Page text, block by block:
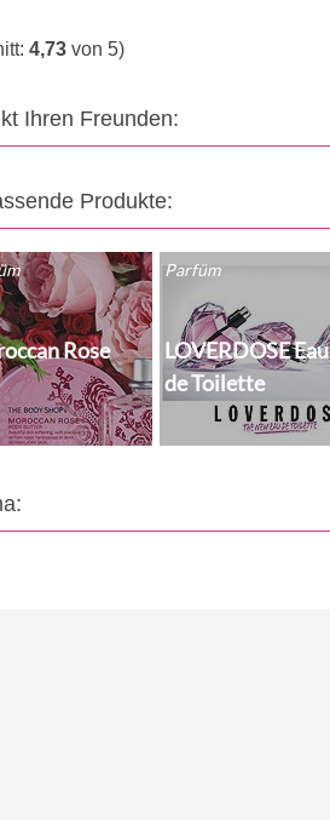
4,73 von 5)
Ihren Freunden:
Produkte:
Rose
Parfüm
LOVERDOSE Eau
de Toilette